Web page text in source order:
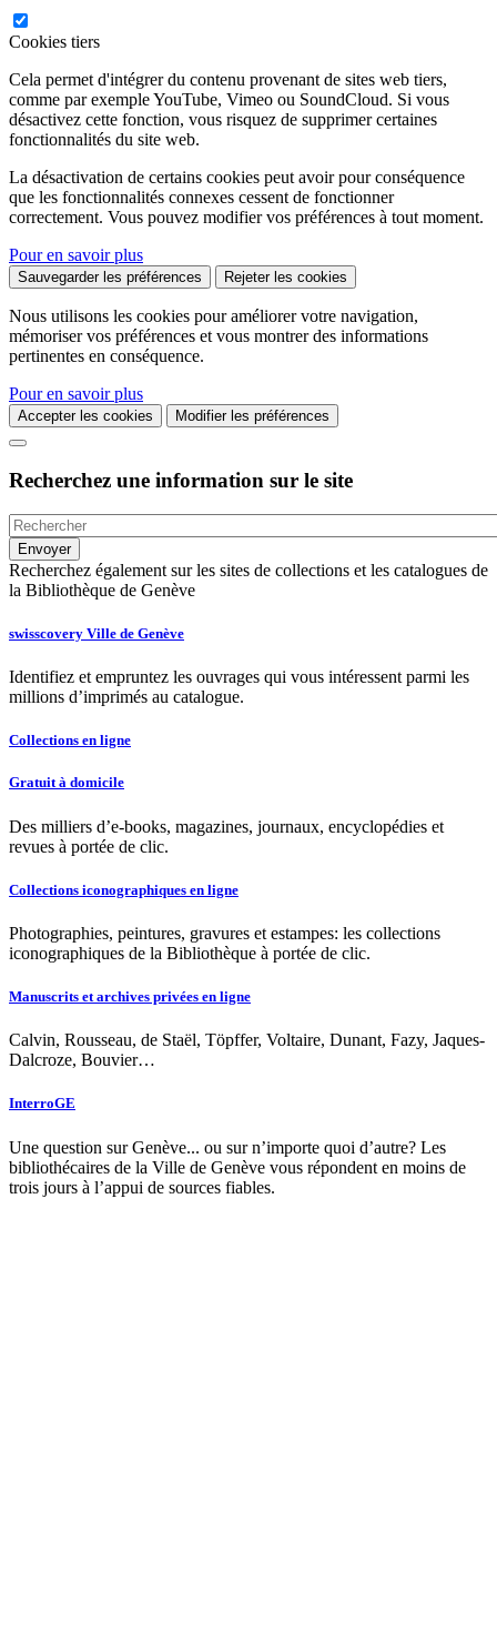
Cookies tiers
Cela permet d'intégrer du contenu provenant de sites web tiers,
comme par exemple YouTube, Vimeo ou SoundCloud. Si vous
désactivez cette fonction, vous risquez de supprimer certaines
fonctionnalités du site web.
La désactivation de certains cookies peut avoir pour conséquence
que les fonctionnalités connexes cessent de fonctionner
correctement. Vous pouvez modifier vos préférences à tout moment.
Pour en savoir plus
Sauvegarder les préférences Rejeter les cookies
Nous utilisons les cookies pour améliorer votre navigation,
mémoriser vos préférences et vous montrer des informations
pertinentes en conséquence.
Pour en savoir plus
Accepter les cookies Modifier les préférences
Recherchez une information sur le site
Recherchez également sur les sites de collections et les catalogues de
la Bibliothèque de Genève
swisscovery Ville de Genève
Identifiez et empruntez les ouvrages qui vous intéressent parmi les
millions d’imprimés au catalogue.
Collections en ligne
Gratuit à domicile
Des milliers d’e-books, magazines, journaux, encyclopédies et
revues à portée de clic.
Collections iconographiques en ligne
Photographies, peintures, gravures et estampes: les collections
iconographiques de la Bibliothèque à portée de clic.
Manuscrits et archives privées en ligne
Calvin, Rousseau, de Staël, Töpffer, Voltaire, Dunant, Fazy, Jaques-
Dalcroze, Bouvier…
InterroGE
Une question sur Genève... ou sur n’importe quoi d’autre? Les
bibliothécaires de la Ville de Genève vous répondent en moins de
trois jours à l’appui de sources fiables.